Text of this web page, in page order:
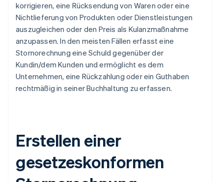
korrigieren, eine Rücksendung von Waren oder eine
Nichtlieferung von Produkten oder Dienstleistungen
auszugleichen oder den Preis als Kulanzmaßnahme
anzupassen. In den meisten Fällen erfasst eine
Stornorechnung eine Schuld gegenüber der
Kundin/dem Kunden und ermöglicht es dem
Unternehmen, eine Rückzahlung oder ein Guthaben
rechtmäßig in seiner Buchhaltung zu erfassen.
Erstellen einer
gesetzeskonformen